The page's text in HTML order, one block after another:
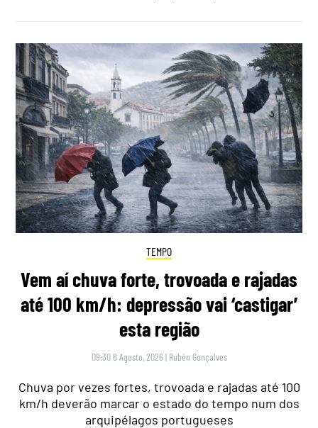
TEMPO
Vem aí chuva forte, trovoada e rajadas
até 100 km/h: depressão vai ‘castigar’
esta região
09:30 6 Agosto, 2026 | Rubén Gonçalves
Chuva por vezes fortes, trovoada e rajadas até 100
km/h deverão marcar o estado do tempo num dos
arquipélagos portugueses